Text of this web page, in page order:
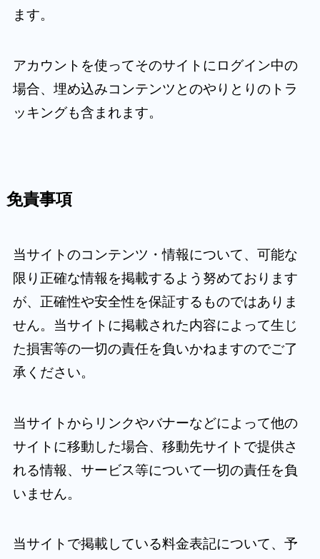
ます。
アカウントを使ってそのサイトにログイン中の
場合、埋め込みコンテンツとのやりとりのトラ
ッキングも含まれます。
免責事項
当サイトのコンテンツ・情報について、可能な
限り正確な情報を掲載するよう努めております
が、正確性や安全性を保証するものではありま
せん。当サイトに掲載された内容によって生じ
た損害等の一切の責任を負いかねますのでご了
承ください。
当サイトからリンクやバナーなどによって他の
サイトに移動した場合、移動先サイトで提供さ
れる情報、サービス等について一切の責任を負
いません。
当サイトで掲載している料金表記について、予